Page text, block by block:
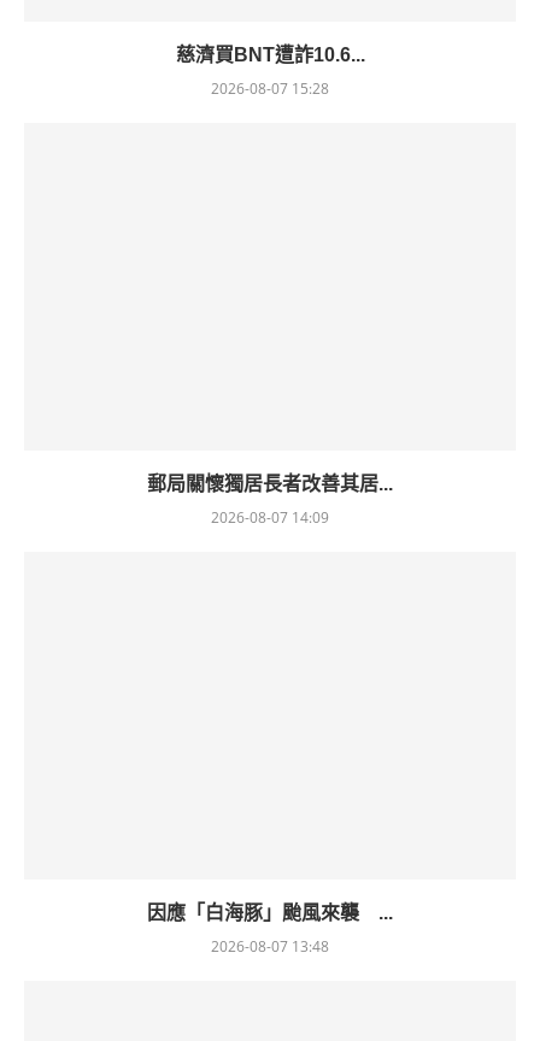
慈濟買BNT遭詐10.6...
2026-08-07 15:28
郵局關懷獨居長者改善其居...
2026-08-07 14:09
因應「白海豚」颱風來襲 ...
2026-08-07 13:48